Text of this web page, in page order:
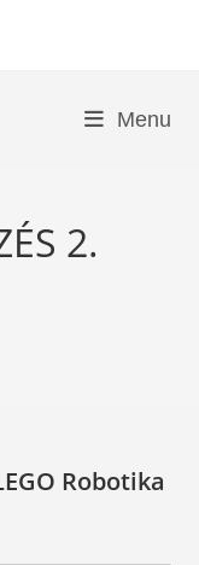
Menu
2.
Robotika